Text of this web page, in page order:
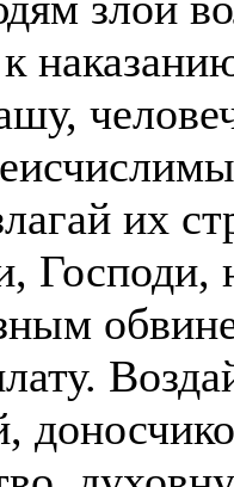
их